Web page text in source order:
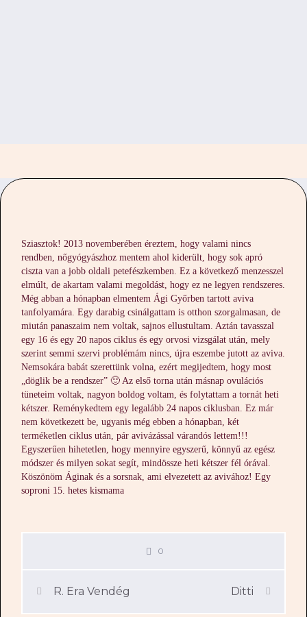
Sziasztok! 2013 novemberében éreztem, hogy valami nincs
rendben, nőgyógyászhoz mentem ahol kiderült, hogy sok apró
ciszta van a jobb oldali petefészkemben. Ez a következő menzesszel
elmúlt, de akartam valami megoldást, hogy ez ne legyen rendszeres.
Még abban a hónapban elmentem Ági Győrben tartott aviva
tanfolyamára. Egy darabig csinálgattam is otthon szorgalmasan, de
miután panaszaim nem voltak, sajnos ellustultam. Aztán tavasszal
egy 16 és egy 20 napos ciklus és egy orvosi vizsgálat után, mely
szerint semmi szervi problémám nincs, újra eszembe jutott az aviva.
Nemsokára babát szerettünk volna, ezért megijedtem, hogy most
„döglik be a rendszer” 🙂 Az első torna után másnap ovulációs
tüneteim voltak, nagyon boldog voltam, és folytattam a tornát heti
kétszer. Reménykedtem egy legalább 24 napos ciklusban. Ez már
nem következett be, ugyanis még ebben a hónapban, két
terméketlen ciklus után, pár avivázással várandós lettem!!!
Egyszerűen hihetetlen, hogy mennyire egyszerű, könnyű az egész
módszer és milyen sokat segít, mindössze heti kétszer fél órával.
Köszönöm Áginak és a sorsnak, ami elvezetett az avivához! Egy
soproni 15. hetes kismama
0
R. Era Vendég Ditti